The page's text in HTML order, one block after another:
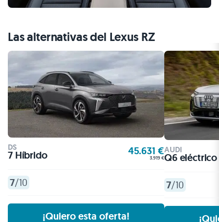
Las alternativas del Lexus RZ
DS
7 Híbrido 45.631 €
3.919 €
7/10
¡Quiero esta oferta!
AUDI
Q6 eléctrico
7/10